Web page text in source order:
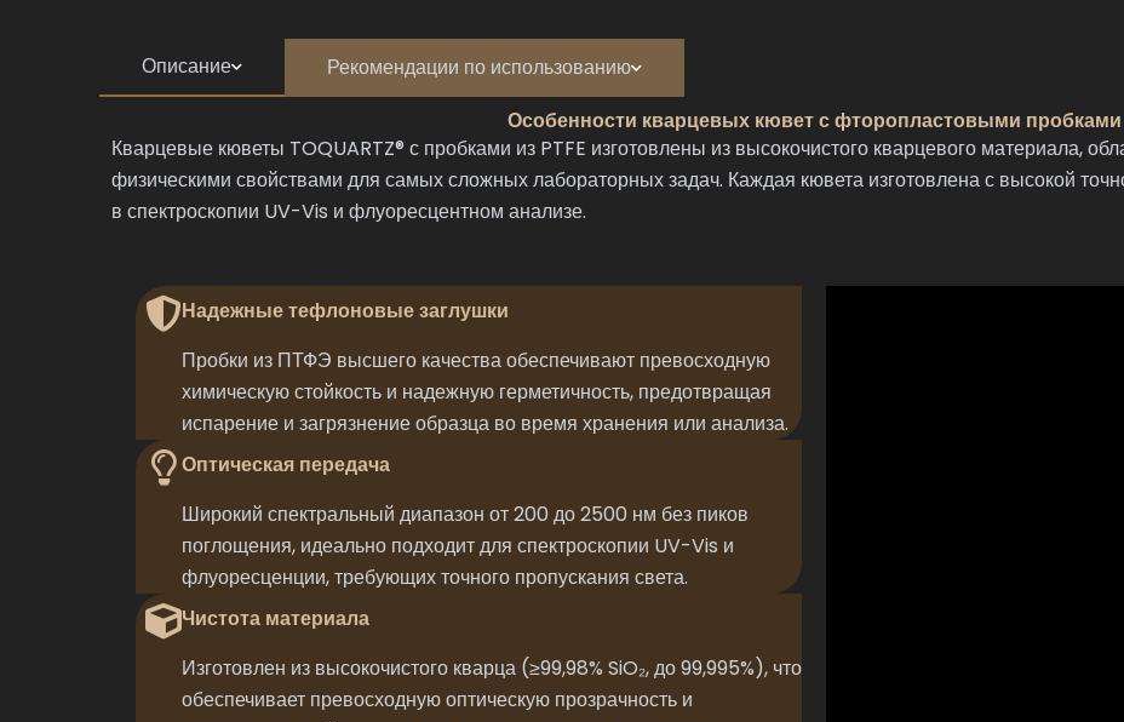
Описание
Рекомендации по использованию
Особенности кварцевых кювет с фторопластовыми пробками
Кварцевые кюветы TOQUARTZ® с пробками из PTFE изготовлены из высокочистого кварцевого материала,
физическими свойствами для самых сложных лабораторных задач. Каждая кювета изготовлена с высокой
в спектроскопии UV-Vis и флуоресцентном анализе.
Надежные тефлоновые заглушки
Пробки из ПТФЭ высшего качества обеспечивают превосходную
химическую стойкость и надежную герметичность, предотвращая
испарение и загрязнение образца во время хранения или анализа.
Оптическая передача
Широкий спектральный диапазон от 200 до 2500 нм без пиков
поглощения, идеально подходит для спектроскопии UV-Vis и
флуоресценции, требующих точного пропускания света.
Чистота материала
Изготовлен из высокочистого кварца (≥99,98% SiO₂, до 99,995%), что
обеспечивает превосходную оптическую прозрачность и